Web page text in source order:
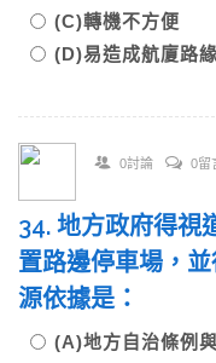
(C)轉機不方便
(D)易造成航廈路
0討論 0留
34. 地方政府得視
置路邊停車場，
源依據是：
(A)地方自治條例